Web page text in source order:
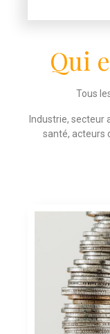
Qui
Tous
Industrie, secteur
santé, acteurs